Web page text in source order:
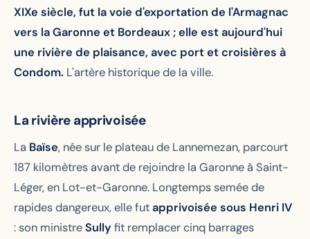
XIXe siècle, fut la voie d'exportation de l'Armagnac
vers la Garonne et Bordeaux ; elle est aujourd'hui
une rivière de plaisance, avec port et croisières à
Condom. L'artère historique de la ville.
La rivière apprivoisée
La Baïse, née sur le plateau de Lannemezan, parcourt
187 kilomètres avant de rejoindre la Garonne à Saint-
Léger, en Lot-et-Garonne. Longtemps semée de
rapides dangereux, elle futapprivoisée sous Henri IV
: son ministreSully fit remplacer cinq barrages